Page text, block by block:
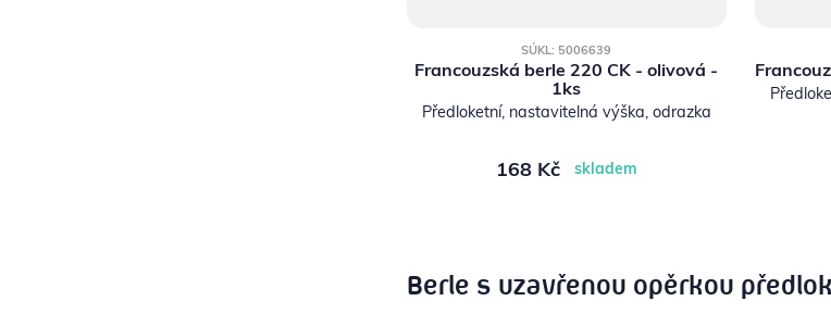
SÚKL: 5006639
Francouzská berle 220 CK - olivová -
1ks
Předloketní, nastavitelná výška, odrazka
168 Kč skladem
Berle s uzavřenou opěrkou